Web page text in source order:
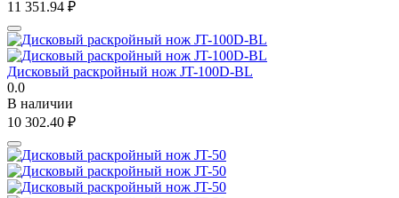
11 351.94 ₽
Дисковый раскройный нож JT-100D-BL
0.0
В наличии
10 302.40 ₽